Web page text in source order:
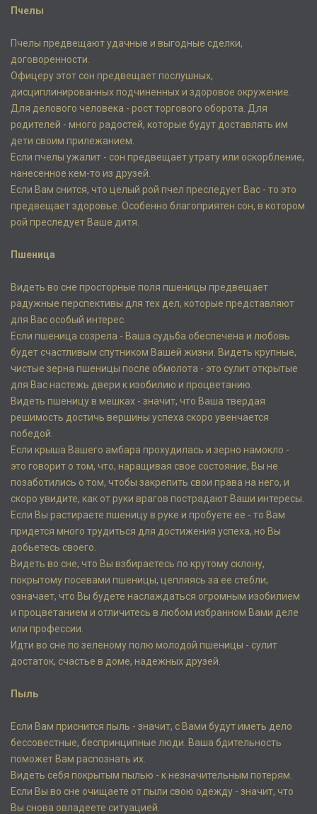
Пчелы
Пчелы предвещают удачные и выгодные сделки,
договоренности.
Офицеру этот сон предвещает послушных,
дисциплинированных подчиненных и здоровое окружение.
Для делового человека - рост торгового оборота. Для
родителей - много радостей, которые будут доставлять им
дети своим прилежанием.
Если пчелы ужалит - сон предвещает утрату или оскорбление,
нанесенное кем-то из друзей.
Если Вам снится, что целый рой пчел преследует Вас - то это
предвещает здоровье. Особенно благоприятен сон, в котором
рой преследует Ваше дитя.
Пшеница
Видеть во сне просторные поля пшеницы предвещает
радужные перспективы для тех дел, которые представляют
для Вас особый интерес.
Если пшеница созрела - Ваша судьба обеспечена и любовь
будет счастливым спутником Вашей жизни. Видеть крупные,
чистые зерна пшеницы после обмолота - это сулит открытые
для Вас настежь двери к изобилию и процветанию.
Видеть пшеницу в мешках - значит, что Ваша твердая
решимость достичь вершины успеха скоро увенчается
победой.
Если крыша Вашего амбара прохудилась и зерно намокло -
это говорит о том, что, наращивая свое состояние, Вы не
позаботились о том, чтобы закрепить свои права на него, и
скоро увидите, как от руки врагов пострадают Ваши интересы.
Если Вы растираете пшеницу в руке и пробуете ее - то Вам
придется много трудиться для достижения успеха, но Вы
добьетесь своего.
Видеть во сне, что Вы взбираетесь по крутому склону,
покрытому посевами пшеницы, цепляясь за ее стебли,
означает, что Вы будете наслаждаться огромным изобилием
и процветанием и отличитесь в любом избранном Вами деле
или профессии.
Идти во сне по зеленому полю молодой пшеницы - сулит
достаток, счастье в доме, надежных друзей.
Пыль
Если Вам приснится пыль - значит, с Вами будут иметь дело
бессовестные, беспринципные люди. Ваша бдительность
поможет Вам распознать их.
Видеть себя покрытым пылью - к незначительным потерям.
Если Вы во сне очищаете от пыли свою одежду - значит, что
Вы снова овладеете ситуацией.